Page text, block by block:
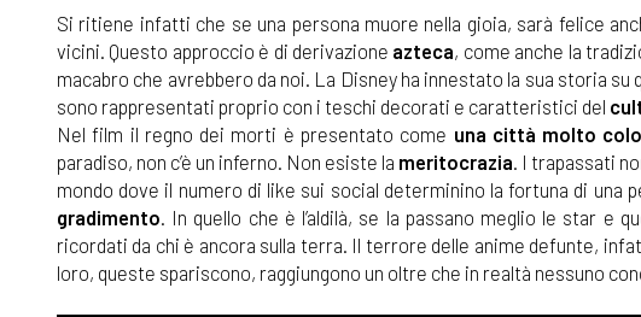
Si ritiene infatti che se una persona muore nella gioia, sarà felice
vicini. Questo approccio è di derivazione azteca, come anche la
macabro che avrebbero da noi. La Disney ha innestato la sua storia
sono rappresentati proprio con i teschi decorati e caratteristici del
Nel film il regno dei morti è presentato come una città molto
paradiso, non c’è un inferno. Non esiste la meritocrazia. I trapassati
mondo dove il numero di like sui social determinino la fortuna di una
gradimento. In quello che è l’aldilà, se la passano meglio le star e
ricordati da chi è ancora sulla terra. Il terrore delle anime defunte,
loro, queste spariscono, raggiungono un oltre che in realtà nessuno